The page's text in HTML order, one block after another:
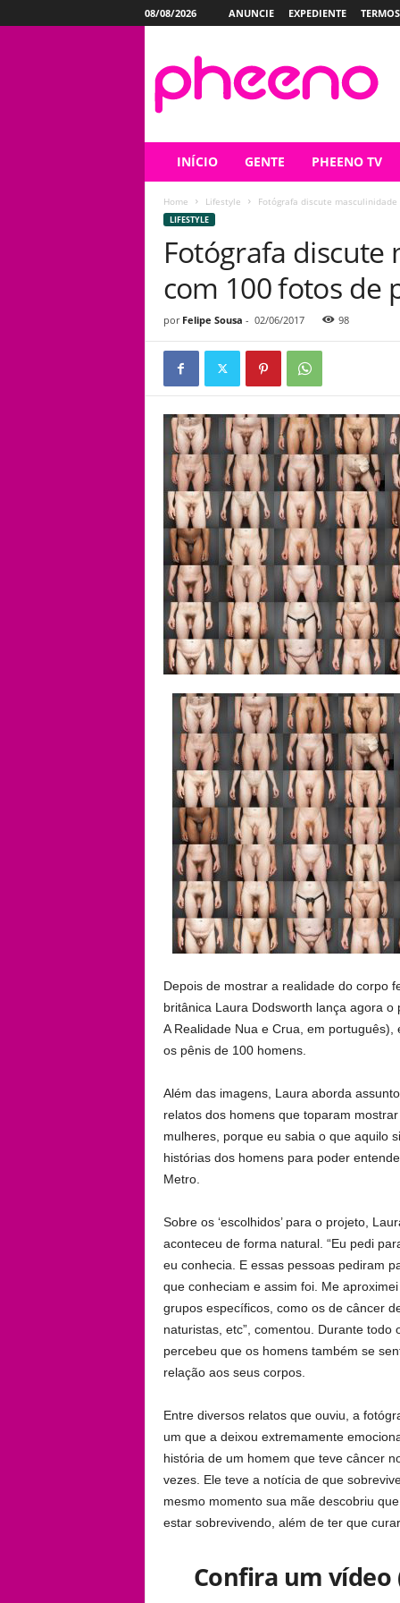
08/08/2026 ANUNCIE EXPEDIENTE
INÍCIO GENTE PHEENO TV
Home Lifestyle Fotógrafa discute
LIFESTYLE
Fotógrafa
com 100 fotos de
por Felipe Sousa - 02/06/2017 98
Depois de mostrar a realidade do corpo
britânica Laura Dodsworth lança agora o
A Realidade Nua e Crua, em
os pênis de 100 homens.
Além das imagens, Laura aborda
relatos dos homens que toparam
mulheres, porque eu sabia o que aquilo
histórias dos homens para poder
Metro.
Sobre os ‘escolhidos’ para o projeto,
aconteceu de forma natural. “Eu pedi
eu conhecia. E essas pessoas pediram
que conheciam e assim foi. Me
grupos específicos, como os de câncer
naturistas, etc”, comentou. Durante todo
percebeu que os homens também se
relação aos seus corpos.
Entre diversos relatos que ouviu, a
um que a deixou extremamente
história de um homem que teve câncer
vezes. Ele teve a notícia de que
mesmo momento sua mãe descobriu
estar sobrevivendo, além de ter que
Confira um